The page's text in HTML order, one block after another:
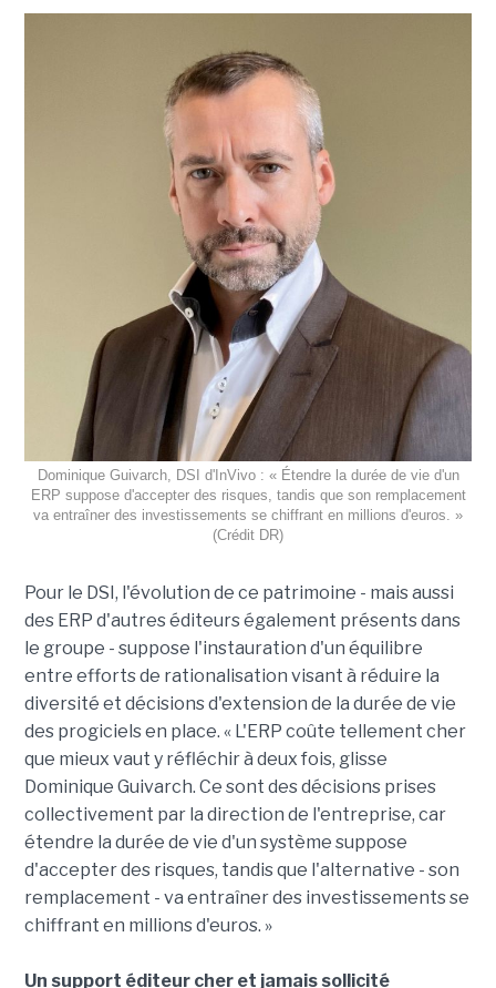
Dominique Guivarch, DSI d'InVivo : « Étendre la durée de vie d'un
ERP suppose d'accepter des risques, tandis que son remplacement
va entraîner des investissements se chiffrant en millions d'euros. »
(Crédit DR)
Pour le DSI, l'évolution de ce patrimoine - mais aussi
des ERP d'autres éditeurs également présents dans
le groupe - suppose l'instauration d'un équilibre
entre efforts de rationalisation visant à réduire la
diversité et décisions d'extension de la durée de vie
des progiciels en place. « L'ERP coûte tellement cher
que mieux vaut y réfléchir à deux fois, glisse
Dominique Guivarch. Ce sont des décisions prises
collectivement par la direction de l'entreprise, car
étendre la durée de vie d'un système suppose
d'accepter des risques, tandis que l'alternative - son
remplacement - va entraîner des investissements se
chiffrant en millions d'euros. »
Un support éditeur cher et jamais sollicité